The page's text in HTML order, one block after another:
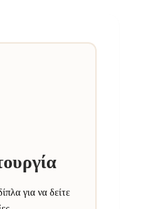
για να δείτε